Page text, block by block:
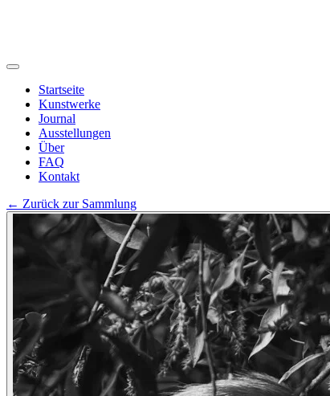
Startseite
Kunstwerke
Journal
Ausstellungen
Über
FAQ
Kontakt
← Zurück zur Sammlung